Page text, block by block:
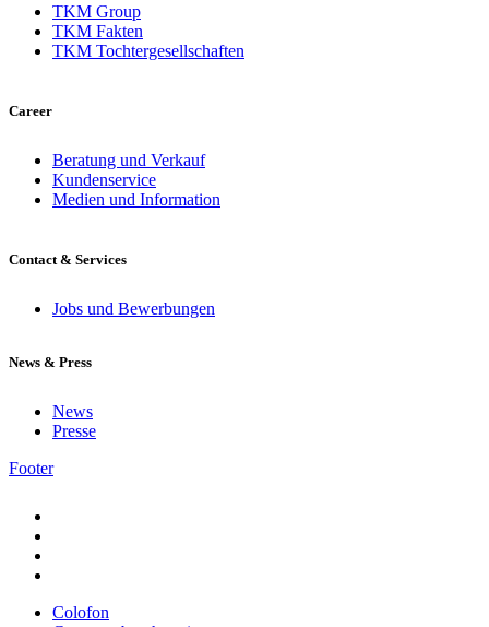
TKM Group
TKM Fakten
TKM Tochtergesellschaften
Career
Beratung und Verkauf
Kundenservice
Medien und Information
Contact & Services
Jobs und Bewerbungen
News & Press
News
Presse
Footer
Colofon